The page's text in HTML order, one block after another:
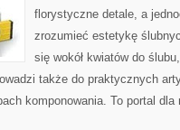
florystyczne detale, a
zrozumieć estetykę
się wokół kwiatów do
także do praktycznych
komponowania. To portal